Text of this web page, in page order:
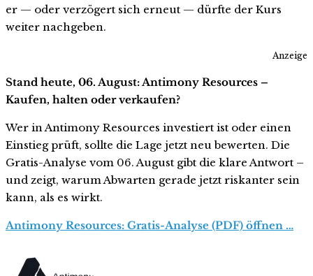
er — oder verzögert sich erneut — dürfte der Kurs
weiter nachgeben.
Anzeige
Stand heute, 06. August: Antimony Resources –
Kaufen, halten oder verkaufen?
Wer in Antimony Resources investiert ist oder einen
Einstieg prüft, sollte die Lage jetzt neu bewerten. Die
Gratis-Analyse vom 06. August gibt die klare Antwort –
und zeigt, warum Abwarten gerade jetzt riskanter sein
kann, als es wirkt.
Antimony Resources: Gratis-Analyse (PDF) öffnen …